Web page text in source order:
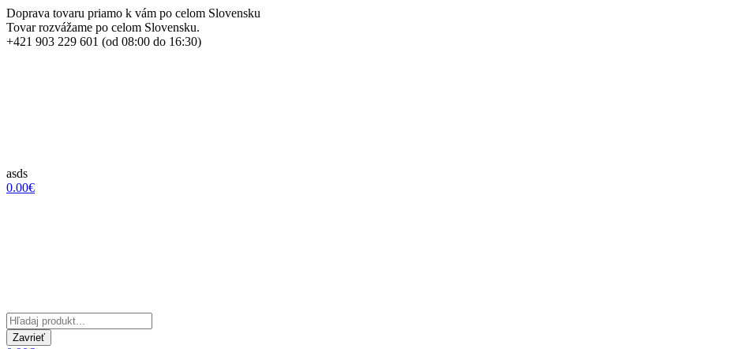
Doprava tovaru priamo k vám po celom Slovensku
Tovar rozvážame po celom Slovensku.
+421 903 229 601 (od 08:00 do 16:30)
asds
0.00€
Zavrieť